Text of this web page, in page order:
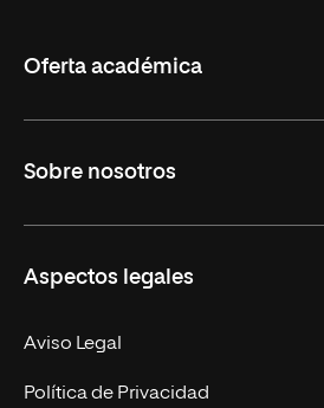
Oferta académica
Másteres Oficiales
Doctorados
Experto Universitario
Postgrados
Sobre nosotros
Facultades
Nuestro Equipo
Trabaja en UNIR
Aspectos legales
Aviso Legal
Política de Privacidad